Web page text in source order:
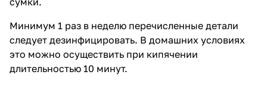
Минимум 1 раз в неделю перечисленные детали
следует дезинфицировать. В домашних условиях
это можно осуществить при кипячении
длительностью 10 минут.